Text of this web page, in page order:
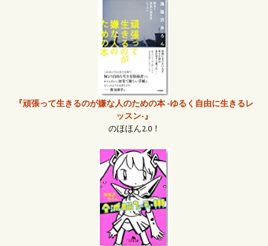
『頑張って生きるのが嫌な人のための本 -ゆるく自由に生きるレ
ッスン-』
のほほん2.0！